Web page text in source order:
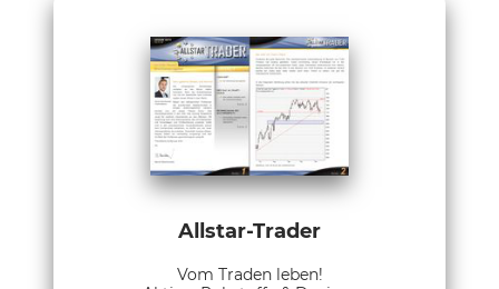
Allstar-Trader
Vom Traden leben!